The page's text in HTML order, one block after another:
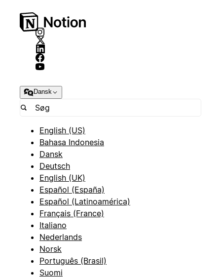
Dansk
English (US)
Bahasa Indonesia
Dansk
Deutsch
English (UK)
Español (España)
Español (Latinoamérica)
Français (France)
Italiano
Nederlands
Norsk
Português (Brasil)
Suomi